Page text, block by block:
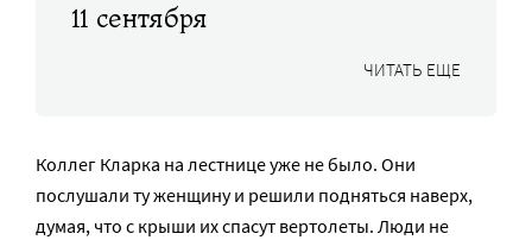
11 сентября
ЧИТАТЬ ЕЩЕ
Коллег Кларка на лестнице уже не было. Они
послушали ту женщину и решили подняться наверх,
думая, что с крыши их спасут вертолеты. Люди не